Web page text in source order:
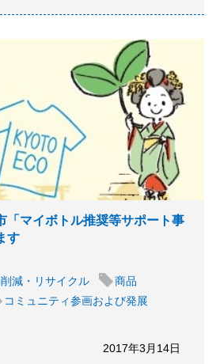
「マイボトル推奨等サポート事
す
減・リサイクル
商品
コミュニティ参画および発展
2017年3月14日